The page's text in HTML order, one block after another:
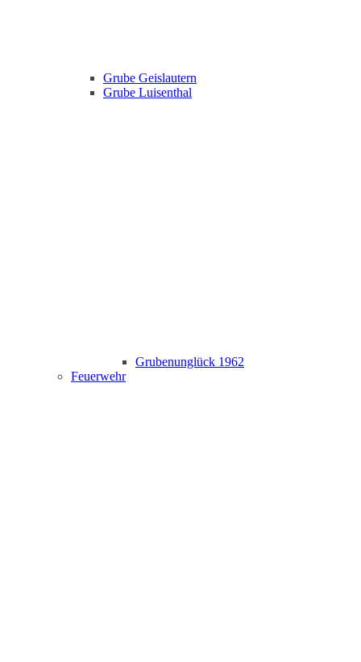
Grube Geislautern
Grube Luisenthal
Grubenunglück 1962
Feuerwehr